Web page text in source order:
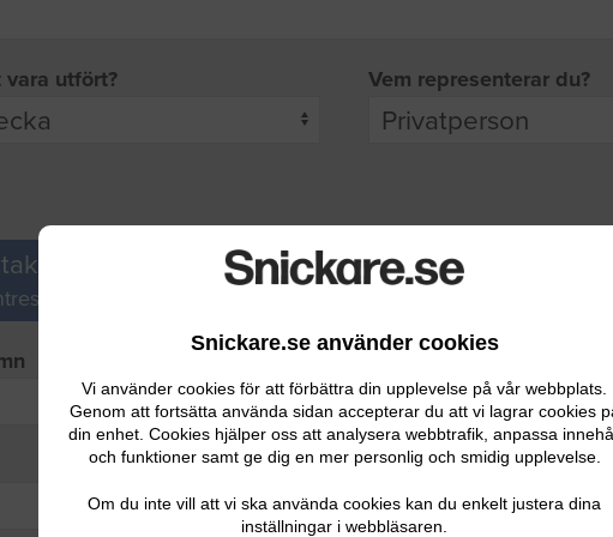
Snickare.se använder cookies
Vi använder cookies för att förbättra din upplevelse på vår webbplats.
Genom att fortsätta använda sidan accepterar du att vi lagrar cookies
din enhet. Cookies hjälper oss att analysera webbtrafik, anpassa
och funktioner samt ge dig en mer personlig och smidig upplevelse.
Om du inte vill att vi ska använda cookies kan du enkelt justera dina
inställningar i webbläsaren.
utfört? Vem representerar du?
leverantörer får möjlighet att ta kontakt med dig.
Ditt telefonnummer